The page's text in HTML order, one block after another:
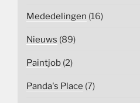
Mededelingen (16)
Nieuws (89)
Paintjob (2)
Panda's Place (7)